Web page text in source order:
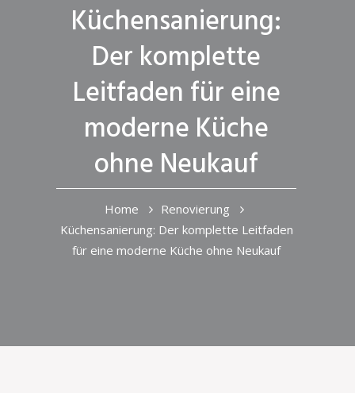
Küchensanierung:
Der komplette
Leitfaden für eine
moderne Küche
ohne Neukauf
Home
Renovierung
Küchensanierung: Der komplette Leitfaden
für eine moderne Küche ohne Neukauf